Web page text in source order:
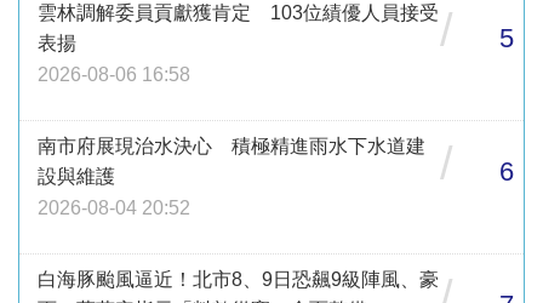
雲林調解委員貢獻獲肯定 103位績優人員接受
表揚
2026-08-06 16:58
/ 5
南市府展現治水決心 積極精進雨水下水道建
設與維護
2026-08-04 20:52
/ 6
白海豚颱風逼近！北市8、9日恐飆9級陣風、豪